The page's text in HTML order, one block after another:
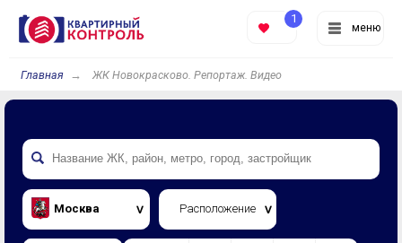
меню
1
Главная ЖК Новокрасково. Репортаж. Видео
Москва Расположение